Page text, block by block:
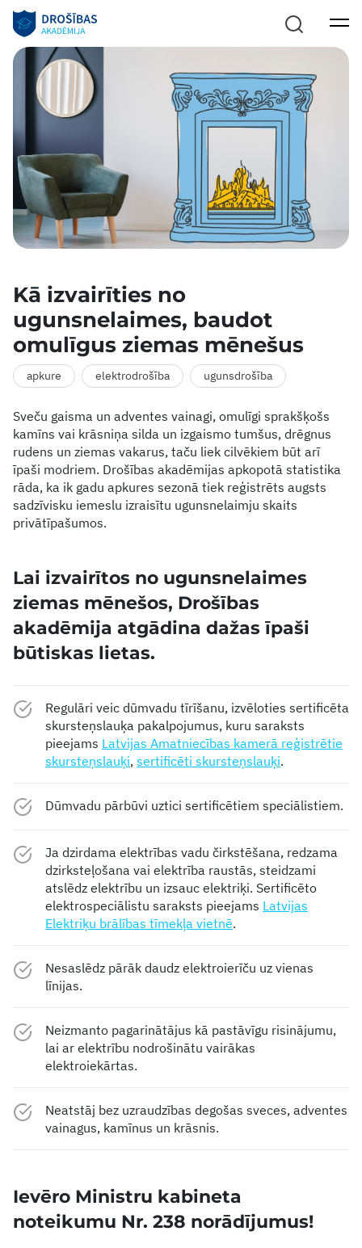
Kā izvairīties no
ugunsnelaimes, baudot
omulīgus ziemas mēnešus
apkure elektrodrošība ugunsdrošība
Sveču gaisma un adventes vainagi, omulīgi sprakšķošs
kamīns vai krāsniņa silda un izgaismo tumšus, drēgnus
rudens un ziemas vakarus, taču liek cilvēkiem būt arī
īpaši modriem. Drošības akadēmijas apkopotā statistika
rāda, ka ik gadu apkures sezonā tiek reģistrēts augsts
sadzīvisku iemeslu izraisītu ugunsnelaimju skaits
privātīpašumos.
Lai izvairītos no ugunsnelaimes
ziemas mēnešos, Drošības
akadēmija atgādina dažas īpaši
būtiskas lietas.
Regulāri veic dūmvadu tīrīšanu, izvēloties sertificēta
skursteņslauķa pakalpojumus, kuru saraksts
pieejams Latvijas Amatniecības kamerā reģistrētie
skursteņslauķi, sertificēti skursteņslauķi.
Dūmvadu pārbūvi uztici sertificētiem speciālistiem.
Ja dzirdama elektrības vadu čirkstēšana, redzama
dzirksteļošana vai elektrība raustās, steidzami
atslēdz elektrību un izsauc elektriķi. Sertificēto
elektrospeciālistu saraksts pieejams Latvijas
Elektriķu brālības tīmekļa vietnē.
Nesaslēdz pārāk daudz elektroierīču uz vienas
līnijas.
Neizmanto pagarinātājus kā pastāvīgu risinājumu,
lai ar elektrību nodrošinātu vairākas
elektroiekārtas.
Neatstāj bez uzraudzības degošas sveces, adventes
vainagus, kamīnus un krāsnis.
Ievēro Ministru kabineta
noteikumu Nr. 238 norādījumus!